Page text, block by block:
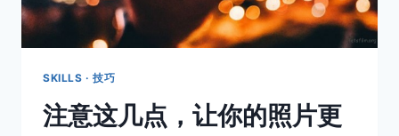
SKILLS · 技巧
注意这几点，让你的照片更